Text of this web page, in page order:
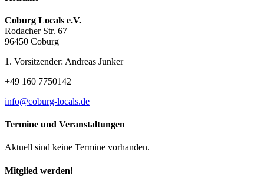
Coburg Locals e.V.
Rodacher Str. 67
96450 Coburg
1. Vorsitzender: Andreas Junker
+49 160 7750142
info@coburg-locals.de
Termine und Veranstaltungen
Aktuell sind keine Termine vorhanden.
Mitglied werden!